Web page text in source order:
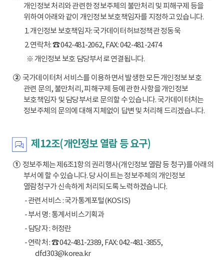
개인정보 처리와 관련한 정보주체의 불만처리 및 피해구제 등을
위하여 아래와 같이 개인정보 보호책임자를 지정하고 있습니다.
1. 개인정보 보호책임자: 국가데이터허브정책관 정동욱
2. 연락처: ☎ 042-481-2062, FAX: 042-481-2474
※ 개인정보 보호 담당부서로 연결됩니다.
②국가데이터처 서비스를 이용하면서 발생한 모든 개인정보 보호
관련 문의, 불만처리, 피해구제 등에 관한 사항을 개인정보
보호책임자 및 담당부서로 문의할 수 있습니다. 국가데이터처는
정보주체의 문의에 대해 지체없이 답변 및 처리해 드리겠습니다.
제12조(개인정보 열람 등 요구)
①정보주체는 제6조1항의 권리행사(개인정보 열람 등 청구)를 아래의
부서에 할 수 있습니다. 당 사이트는 정보주체의 개인정보
열람청구가 신속하게 처리되도록 노력하겠습니다.
- 관련서비스 : 국가통계포털(KOSIS)
- 부서명 : 통계서비스기획과
- 담당자 : 허정란
- 연락처 : ☎ 042-481-2389, FAX: 042-481-3855,
dfd303@korea.kr